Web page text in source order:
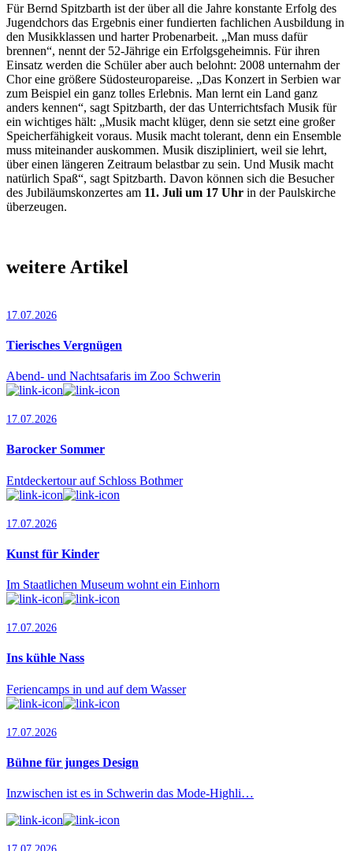
Für Bernd Spitzbarth ist der über all die Jahre konstante Erfolg des
Jugendchors das Ergebnis einer fundierten fachlichen Ausbildung in
den Musikklassen und harter Probenarbeit. „Man muss dafür
brennen“, nennt der 52-Jährige ein Erfolgsgeheimnis. Für ihren
Einsatz werden die Schüler aber auch belohnt: 2008 unternahm der
Chor eine größere Südosteuropareise. „Das Konzert in Serbien war
zum Beispiel ein ganz tolles Erlebnis. Man lernt ein Land ganz
anders kennen“, sagt Spitzbarth, der das Unterrichtsfach Musik für
ein wichtiges hält: „Musik macht klüger, denn sie setzt eine großer
Speicherfähigkeit voraus. Musik macht tolerant, denn ein Ensemble
muss miteinander auskommen. Musik diszipliniert, weil sie lehrt,
über einen längeren Zeitraum belastbar zu sein. Und Musik macht
natürlich Spaß“, sagt Spitzbarth. Davon können sich die Besucher
des Jubiläumskonzertes am 11. Juli um 17 Uhr in der Paulskirche
überzeugen.
weitere Artikel
17.07.2026
Tierisches Vergnügen
Abend- und Nachtsafaris im Zoo Schwerin
17.07.2026
Barocker Sommer
Entdeckertour auf Schloss Bothmer
17.07.2026
Kunst für Kinder
Im Staatlichen Museum wohnt ein Einhorn
17.07.2026
Ins kühle Nass
Feriencamps in und auf dem Wasser
17.07.2026
Bühne für junges Design
Inzwischen ist es in Schwerin das Mode-Highli…